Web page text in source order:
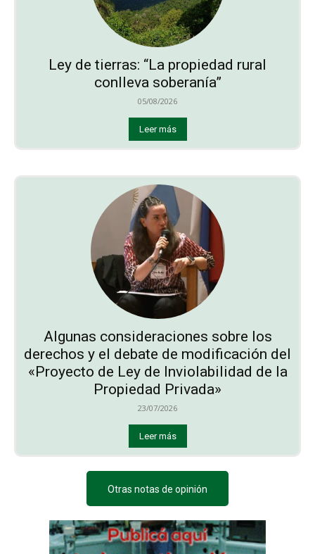
Ley de tierras: “La propiedad rural
conlleva soberanía”
05/08/2026
Leer más
Algunas consideraciones sobre los
derechos y el debate de modificación del
«Proyecto de Ley de Inviolabilidad de la
Propiedad Privada»
23/07/2026
Leer más
Otras notas de opinión